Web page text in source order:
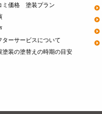
ミ価格 塗装プラン
ターサービスについて
塗装の塗替えの時期の目安